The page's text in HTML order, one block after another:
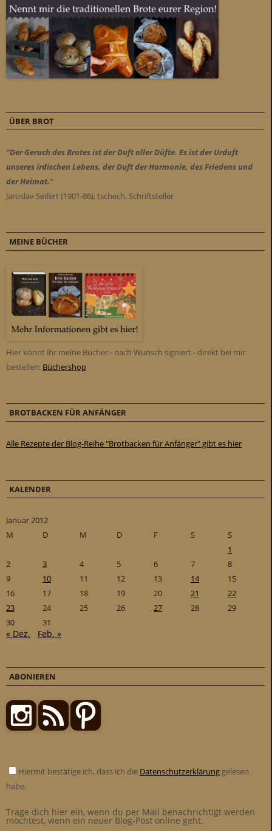
ÜBER BROT
"Der Geruch des Brotes ist der Duft aller Düfte. Es ist der Urduft
unseres irdischen Lebens, der Duft der Harmonie, des Friedens und
der Heimat."
Jaroslav Seifert (1901-86), tschech. Schriftsteller
MEINE BÜCHER
Hier könnt ihr meine Bücher - nach Wunsch signiert - direkt bei mir
bestellen: Büchershop
BROTBACKEN FÜR ANFÄNGER
Alle Rezepte der Blog-Reihe "Brotbacken für Anfänger" gibt es hier
KALENDER
Januar 2012
M
D M D F S
S
1
2
3 4 5 6 7
8
9
10 11 12 13 14
15
16
17 18 19 20 21
22
23
24 25 26 27 28
29
30
31
« Dez. Feb. »
ABONIEREN
Hiermit bestätige ich, dass ich die Datenschutzerklärung gelesen
habe.
Trage dich hier ein, wenn du per Mail benachrichtigt werden
möchtest, wenn ein neuer Blog-Post online geht.